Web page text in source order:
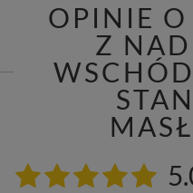
OPINIE
Z